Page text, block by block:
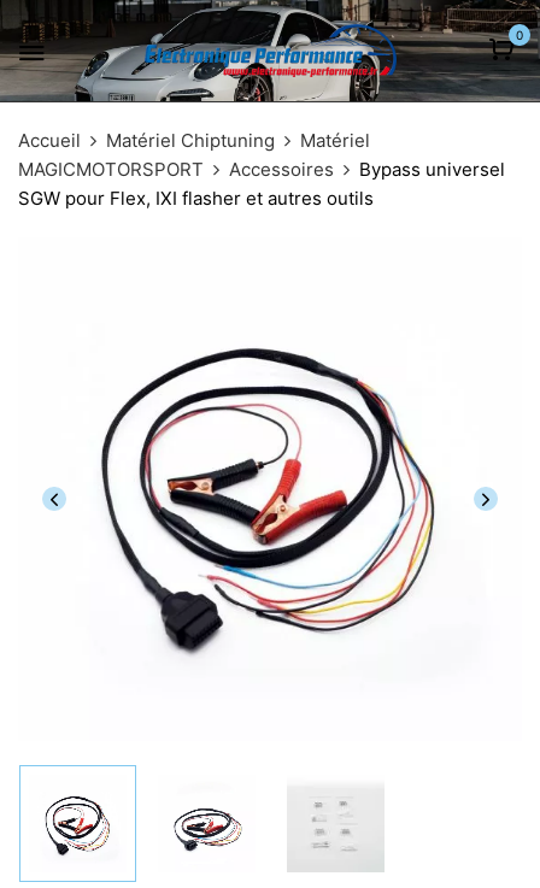
0
Accueil Matériel Chiptuning
Matériel
MAGICMOTORSPORT
Accessoires
Bypass universel
SGW pour Flex, IXI flasher et autres outils